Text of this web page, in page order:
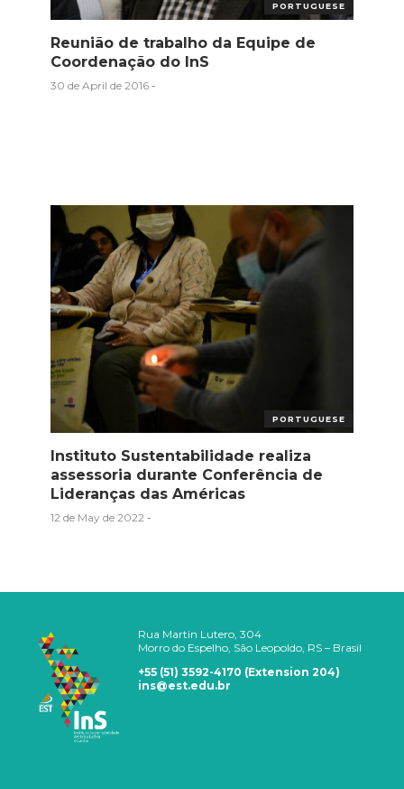
PORTUGUESE
Reunião de trabalho da Equipe de
Coordenação do InS
30 de April de 2016-
PORTUGUESE
Instituto Sustentabilidade realiza
assessoria durante Conferência de
Lideranças das Américas
12 de May de 2022-
Rua Martin Lutero, 304
Morro do Espelho, São Leopoldo, RS – Brasil
+55 (51) 3592-4170 (Extension 204)
ins@est.edu.br